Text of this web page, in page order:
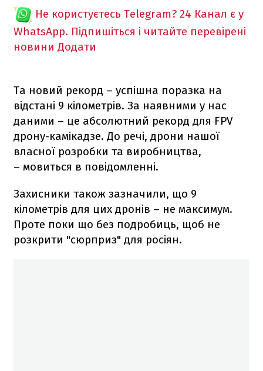
Не користуєтесь Telegram? 24 Канал є у
WhatsApp. Підпишіться і читайте перевірені
новини Додати
Та новий рекорд – успішна поразка на
відстані 9 кілометрів. За наявними у нас
даними – це абсолютний рекорд для FPV
дрону-камікадзе. До речі, дрони нашої
власної розробки та виробництва,
– мовиться в повідомленні.
Захисники також зазначили, що 9
кілометрів для цих дронів – не максимум.
Проте поки що без подробиць, щоб не
розкрити "сюрприз" для росіян.